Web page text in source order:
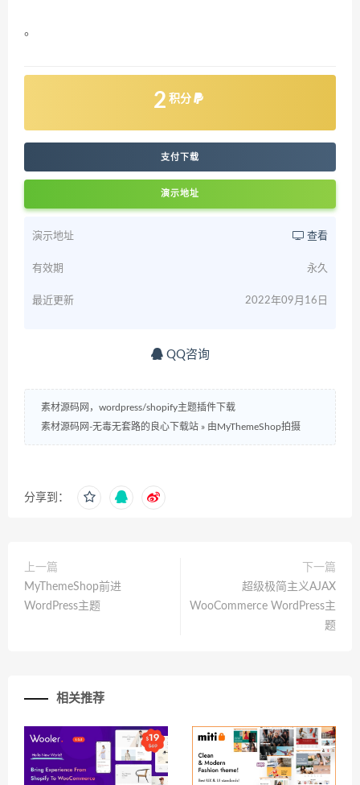
。
2 积分
支付下载
演示地址
演示地址 查看
有效期 永久
最近更新 2022年09月16日
QQ咨询
素材源码网，wordpress/shopify主题插件下载
素材源码网-无毒无套路的良心下载站 » 由MyThemeShop拍摄
分享到：
上一篇
MyThemeShop前进
WordPress主题
下一篇
超级极简主义AJAX
WooCommerce WordPress主
题
相关推荐